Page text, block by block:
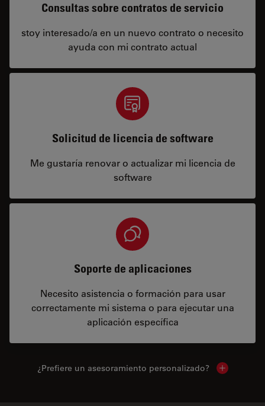
Consultas sobre contratos de servicio
stoy interesado/a en un nuevo contrato o necesito
ayuda con mi contrato actual
Solicitud de licencia de software
Me gustaría renovar o actualizar mi licencia de
software
Soporte de aplicaciones
Necesito asistencia o formación para usar
correctamente mi sistema o para ejecutar una
aplicación específica
¿Prefiere un asesoramiento personalizado? Show local